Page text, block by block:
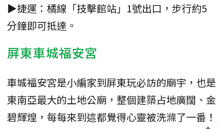
▶捷運：橘線「技擊館站」1號出口，步行約5
分鐘即可抵達。
屏東車城福安宮
車城福安宮是小編家到屏東玩必訪的廟宇，也是
東南亞最大的土地公廟，整個建築占地廣闊、金
碧輝煌，每每來到這都覺得心靈被洗滌了一番！